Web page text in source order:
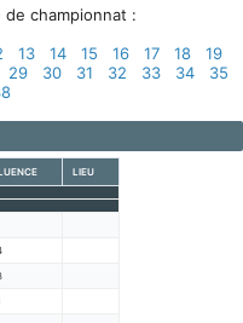
championnat :
13 14 15 16 17 18
19
29 30 31 32 33 34
35
LIEU